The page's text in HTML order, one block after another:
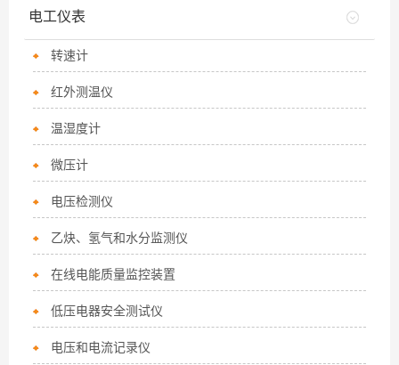
电工仪表
转速计
红外测温仪
温湿度计
微压计
电压检测仪
乙炔、氢气和水分监测仪
在线电能质量监控装置
低压电器安全测试仪
电压和电流记录仪